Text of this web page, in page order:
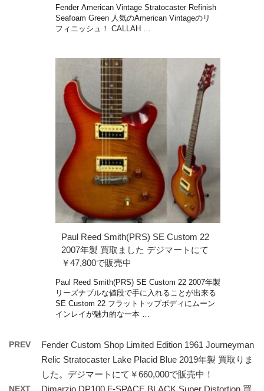
Fender American Vintage Stratocaster Refinish
Seafoam Green 人気のAmerican Vintageのリ
フィニッシュ！ CALLAH …
Paul Reed Smith(PRS) SE Custom 22
2007年製 買取ました デジマートにて
￥47,800で販売中
Paul Reed Smith(PRS) SE Custom 22 2007年製
リーズナブルな値段で手に入れることが出来る
SE Custom 22 フラットトップボディにムーン
インレイが魅力的な一本 …
PREV
Fender Custom Shop Limited Edition 1961 Journeyman
Relic Stratocaster Lake Placid Blue 2019年製 買取りま
した。デジマートにて￥660,000で販売中！
NEXT
Dimarzio DP100 F-SPACE BLACK Super Distortion 買